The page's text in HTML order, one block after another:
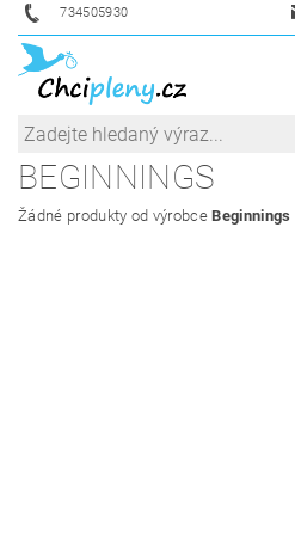
734505930
BEGINNINGS
Žádné produkty od výrobceBeginnings